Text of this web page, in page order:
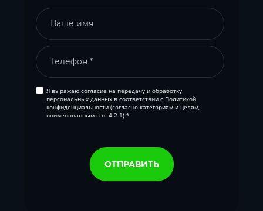
Я выражаюсогласие на передачу и обработку
персональных данных в соответствии с Политикой
конфиденциальности (согласно категориям и целям,
поименованным в п. 4.2.1) *
ОТПРАВИТЬ